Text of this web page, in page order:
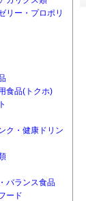
リー・プロポリ
食品(トクホ)
ク・健康ドリン
バランス食品
ード